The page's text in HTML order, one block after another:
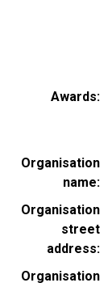
Awards
Organisation
name
Organisation
street
address
Organisation